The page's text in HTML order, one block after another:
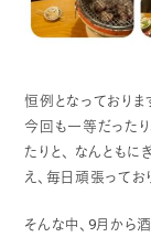
恒例となっておりま
今回も一等だった
たりと、
なんともに
え、毎日頑張ってお
そんな中、9月から